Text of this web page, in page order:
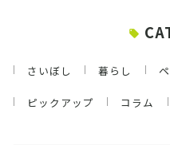
さいぼし 暮らし
ピックアップ コラム